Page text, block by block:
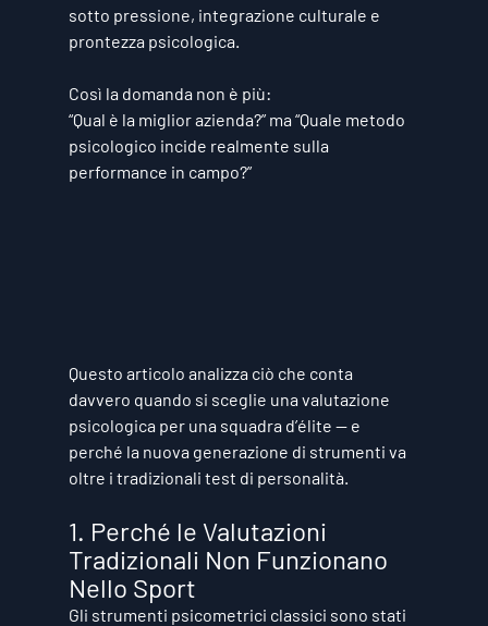
sotto pressione, integrazione culturale e
prontezza psicologica.
Così la domanda non è più:
“Qual è la miglior azienda?” ma “Quale metodo
psicologico incide realmente sulla
performance in campo?”
Questo articolo analizza ciò che conta
davvero quando si sceglie una valutazione
psicologica per una squadra d’élite — e
perché la nuova generazione di strumenti va
oltre i tradizionali test di personalità.
1. Perché le Valutazioni
Tradizionali Non Funzionano
Nello Sport
Gli strumenti psicometrici classici sono stati